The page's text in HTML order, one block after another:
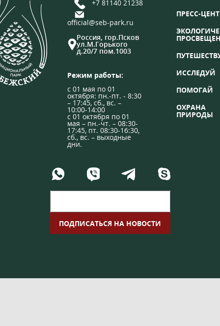
+7 81140 21238
official@seb-park.ru
Россия, гор.Псков
ул.М.Горького
д.20/7 пом.1003
Режим работы:
с 01 мая по 01
октября: пн.-пт. - 8:30
– 17:45, сб., вс. –
10:00-14:00
с 01 октября по 01
мая – пн.-чт. – 08:30-
17:45, пт. 08:30-16:30,
сб., вс. – выходные
дни.
ПРЕСС-
ИССЛЕДУЙ
ПОМОГАЙ
ОХРАНА
ПРИРОДЫ